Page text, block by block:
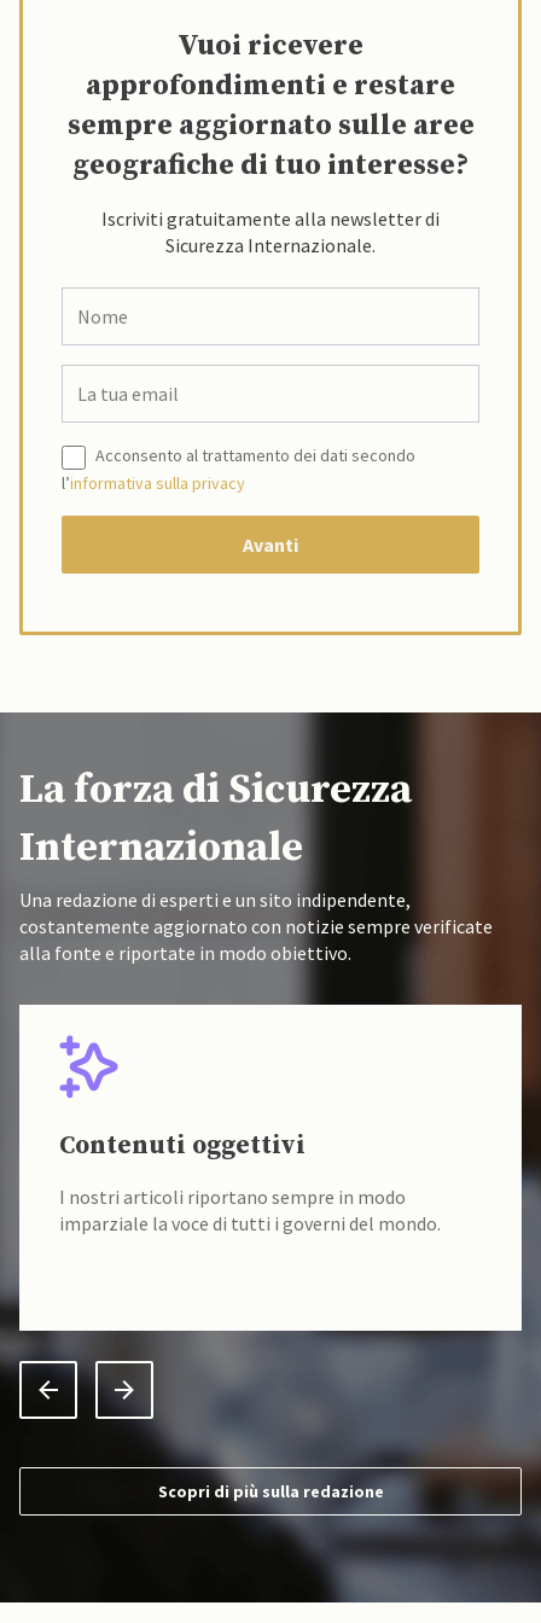
Vuoi ricevere
approfondimenti e restare
sempre aggiornato sulle aree
geografiche di tuo interesse?
Iscriviti gratuitamente alla newsletter di
Sicurezza Internazionale.
Acconsento al trattamento dei dati secondo
l’informativa sulla privacy
La forza di Sicurezza
Internazionale
Una redazione di esperti e un sito indipendente,
costantemente aggiornato con notizie sempre verificate
alla fonte e riportate in modo obiettivo.
Contenuti oggettivi
I nostri articoli riportano sempre in modo
imparziale la voce di tutti i governi del mondo.
Scopri di più sulla redazione